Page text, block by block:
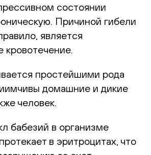
состоянии
Причиной гибели
является
кровотечение.
простейшими рода
домашние и дикие
человек.
бабезий в организме
в эритроцитах, что